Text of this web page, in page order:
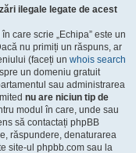
ilegale legate de acest
care scrie „Echipa” este un
nu primiți un răspuns, ar
(faceți un whois search
un domeniu gratuit
sau administrarea
nu are niciun tip de
modul în care, unde sau
să contactați phpBB
răspundere, denaturarea
site-ul phpbb.com sau la